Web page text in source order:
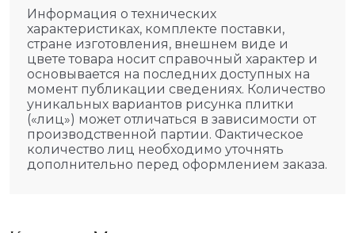
Информация о технических
характеристиках, комплекте поставки,
стране изготовления, внешнем виде и
цвете товара носит справочный характер и
основывается на последних доступных на
момент публикации сведениях. Количество
уникальных вариантов рисунка плитки
(«лиц») может отличаться в зависимости от
производственной партии. Фактическое
количество лиц необходимо уточнять
дополнительно перед оформлением заказа.